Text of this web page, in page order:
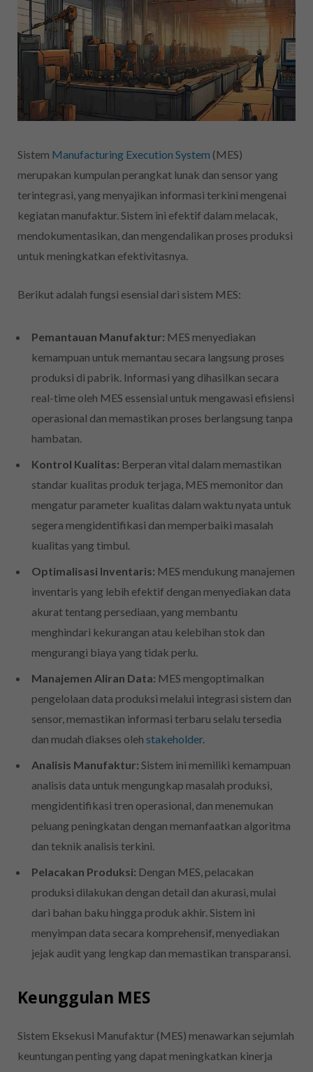
Sistem Manufacturing Execution System (MES)
merupakan kumpulan perangkat lunak dan sensor yang
terintegrasi, yang menyajikan informasi terkini mengenai
kegiatan manufaktur. Sistem ini efektif dalam melacak,
mendokumentasikan, dan mengendalikan proses produksi
untuk meningkatkan efektivitasnya.
Berikut adalah fungsi esensial dari sistem MES:
Pemantauan Manufaktur: MES menyediakan
kemampuan untuk memantau secara langsung proses
produksi di pabrik. Informasi yang dihasilkan secara
real-time oleh MES essensial untuk mengawasi efisiensi
operasional dan memastikan proses berlangsung tanpa
hambatan.
Kontrol Kualitas: Berperan vital dalam memastikan
standar kualitas produk terjaga, MES memonitor dan
mengatur parameter kualitas dalam waktu nyata untuk
segera mengidentifikasi dan memperbaiki masalah
kualitas yang timbul.
Optimalisasi Inventaris: MES mendukung manajemen
inventaris yang lebih efektif dengan menyediakan data
akurat tentang persediaan, yang membantu
menghindari kekurangan atau kelebihan stok dan
mengurangi biaya yang tidak perlu.
Manajemen Aliran Data: MES mengoptimalkan
pengelolaan data produksi melalui integrasi sistem dan
sensor, memastikan informasi terbaru selalu tersedia
dan mudah diakses oleh stakeholder.
Analisis Manufaktur: Sistem ini memiliki kemampuan
analisis data untuk mengungkap masalah produksi,
mengidentifikasi tren operasional, dan menemukan
peluang peningkatan dengan memanfaatkan algoritma
dan teknik analisis terkini.
Pelacakan Produksi: Dengan MES, pelacakan
produksi dilakukan dengan detail dan akurasi, mulai
dari bahan baku hingga produk akhir. Sistem ini
menyimpan data secara komprehensif, menyediakan
jejak audit yang lengkap dan memastikan transparansi.
Keunggulan MES
Sistem Eksekusi Manufaktur (MES) menawarkan sejumlah
keuntungan penting yang dapat meningkatkan kinerja